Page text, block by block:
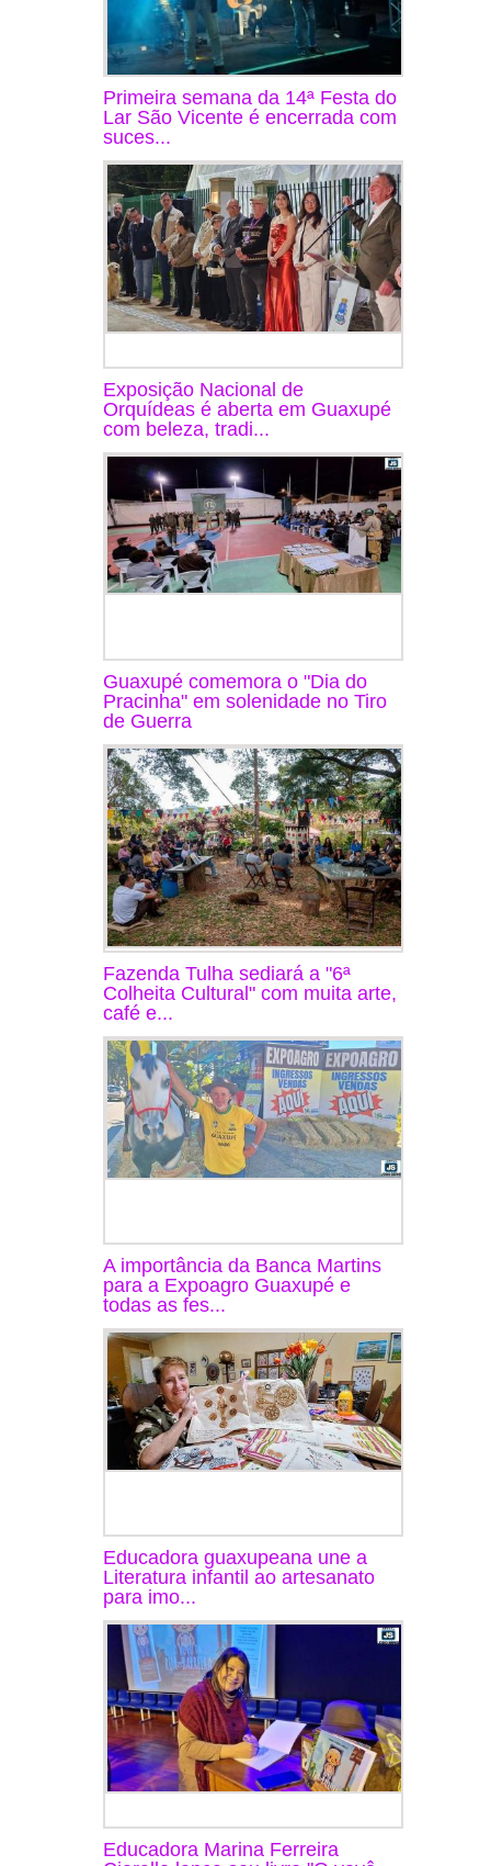
Primeira semana da 14ª Festa do
Lar São Vicente é encerrada com
suces...
Exposição Nacional de
Orquídeas é aberta em Guaxupé
com beleza, tradi...
Guaxupé comemora o "Dia do
Pracinha" em solenidade no Tiro
de Guerra
Fazenda Tulha sediará a "6ª
Colheita Cultural" com muita arte,
café e...
A importância da Banca Martins
para a Expoagro Guaxupé e
todas as fes...
Educadora guaxupeana une a
Literatura infantil ao artesanato
para imo...
Educadora Marina Ferreira